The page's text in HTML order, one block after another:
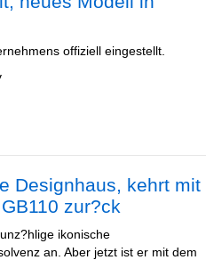
offiziell eingestellt.
Designhaus, kehrt mit
zur?ck
ikonische
an. Aber jetzt ist er mit dem